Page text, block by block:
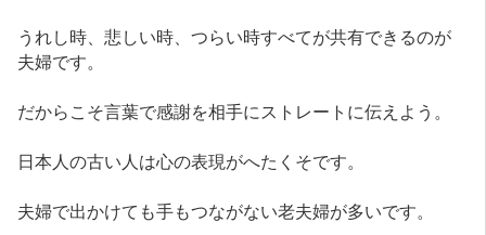
うれし時、悲しい時、つらい時すべてが共有できるのが
夫婦です。
だからこそ言葉で感謝を相手にストレートに伝えよう。
日本人の古い人は心の表現がへたくそです。
夫婦で出かけても手もつながない老夫婦が多いです。